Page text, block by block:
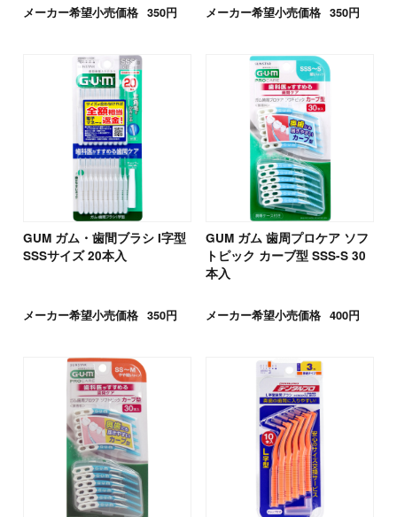
メーカー希望小売価格 350円 メーカー希望小売価格 350円
GUM ガム・歯間ブラシ I字型
SSSサイズ 20本入
メーカー希望小売価格 350円
GUM ガム 歯周プロケア ソフ
トピック カーブ型 SSS-S 30
本入
メーカー希望小売価格 400円